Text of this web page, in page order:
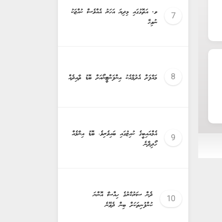
ވ. އަތޮޅުގައި މިދިޔަ އަހަރު އެއްވެސް ކުއްޖަކު
ނުވިހާ
މައާފަށް އެދުމާއެކު އިންފަންޓީނޯއަށް ބޮޑު ތާއިދެއް
އެމްއައިބީގެ ކުއިޒުގައި ބައިވެރިވެ، ބޮޑު އިނާމެއް
ހޯދިދާނެ
ދެން ސަރުކާރުގެ ހިއްސާ އޮންނަ
ކުންފުނިތަކަށް ބިން ދެވޭނެ